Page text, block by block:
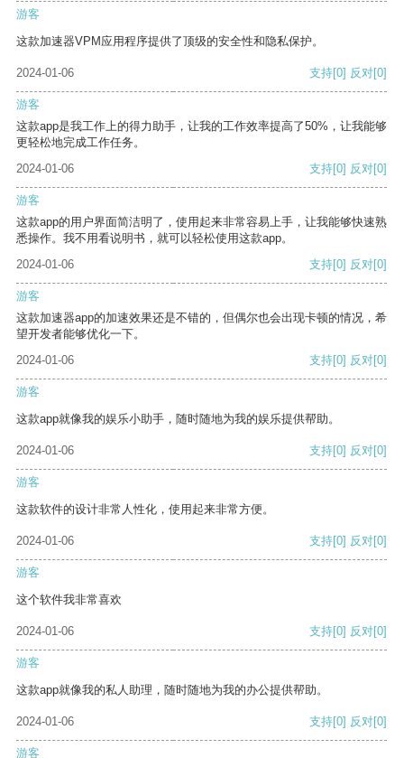
游客
这款加速器VPM应用程序提供了顶级的安全性和隐私保护。
2024-01-06 支持[0] 反对[0]
游客
这款app是我工作上的得力助手，让我的工作效率提高了50%，让我能够
更轻松地完成工作任务。
2024-01-06
支持[0] 反对[0]
游客
这款app的用户界面简洁明了，使用起来非常容易上手，让我能够快速熟
悉操作。我不用看说明书，就可以轻松使用这款app。
2024-01-06
支持[0] 反对[0]
游客
这款加速器app的加速效果还是不错的，但偶尔也会出现卡顿的情况，希
望开发者能够优化一下。
2024-01-06
支持[0] 反对[0]
游客
这款app就像我的娱乐小助手，随时随地为我的娱乐提供帮助。
2024-01-06 支持[0] 反对[0]
游客
这款软件的设计非常人性化，使用起来非常方便。
2024-01-06 支持[0] 反对[0]
游客
这个软件我非常喜欢
2024-01-06 支持[0] 反对[0]
游客
这款app就像我的私人助理，随时随地为我的办公提供帮助。
2024-01-06 支持[0] 反对[0]
游客